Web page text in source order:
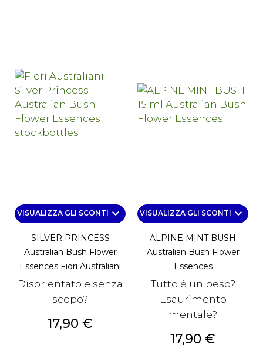
VISUALIZZA GLI SCONTI keyboard_arrow_down
SILVER PRINCESS
Australian Bush Flower
Essences Fiori Australiani
Disorientato e senza
scopo?
Prezzo
17,90 €
VISUALIZZA GLI SCONTI keyboard_arrow_down
ALPINE MINT BUSH
Australian Bush Flower
Essences
Tutto è un peso?
Esaurimento
mentale?
Prezzo
17,90 €